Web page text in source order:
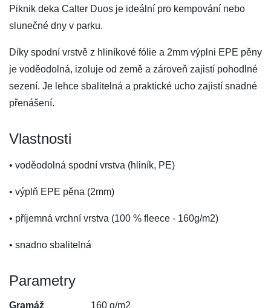
Piknik deka Calter Duos je ideální pro kempování nebo
slunečné dny v parku.
Díky spodní vrstvě z hliníkové fólie a 2mm výplni EPE pěny
je voděodolná, izoluje od země a zároveň zajistí pohodlné
sezení. Je lehce sbalitelná a praktické ucho zajistí snadné
přenášení.
Vlastnosti
• voděodolná spodní vrstva (hliník, PE)
• výplň EPE pěna (2mm)
• příjemná vrchní vrstva (100 % fleece - 160g/m2)
• snadno sbalitelná
Parametry
Gramáž 160 g/m2